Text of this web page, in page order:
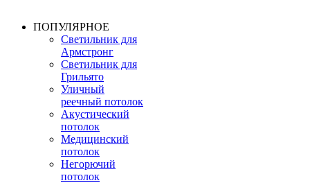
ПОПУЛЯРНОЕ
Светильник для
Армстронг
Светильник для
Грильято
Уличный
реечный потолок
Акустический
потолок
Медицинский
потолок
Негорючий
потолок